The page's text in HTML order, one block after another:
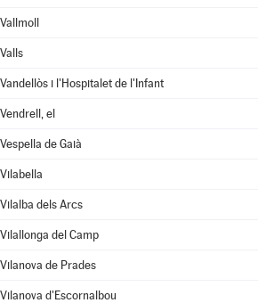
Vallmoll
Valls
Vandellòs i l'Hospitalet de l'Infant
Vendrell, el
Vespella de Gaià
Vilabella
Vilalba dels Arcs
Vilallonga del Camp
Vilanova de Prades
Vilanova d'Escornalbou